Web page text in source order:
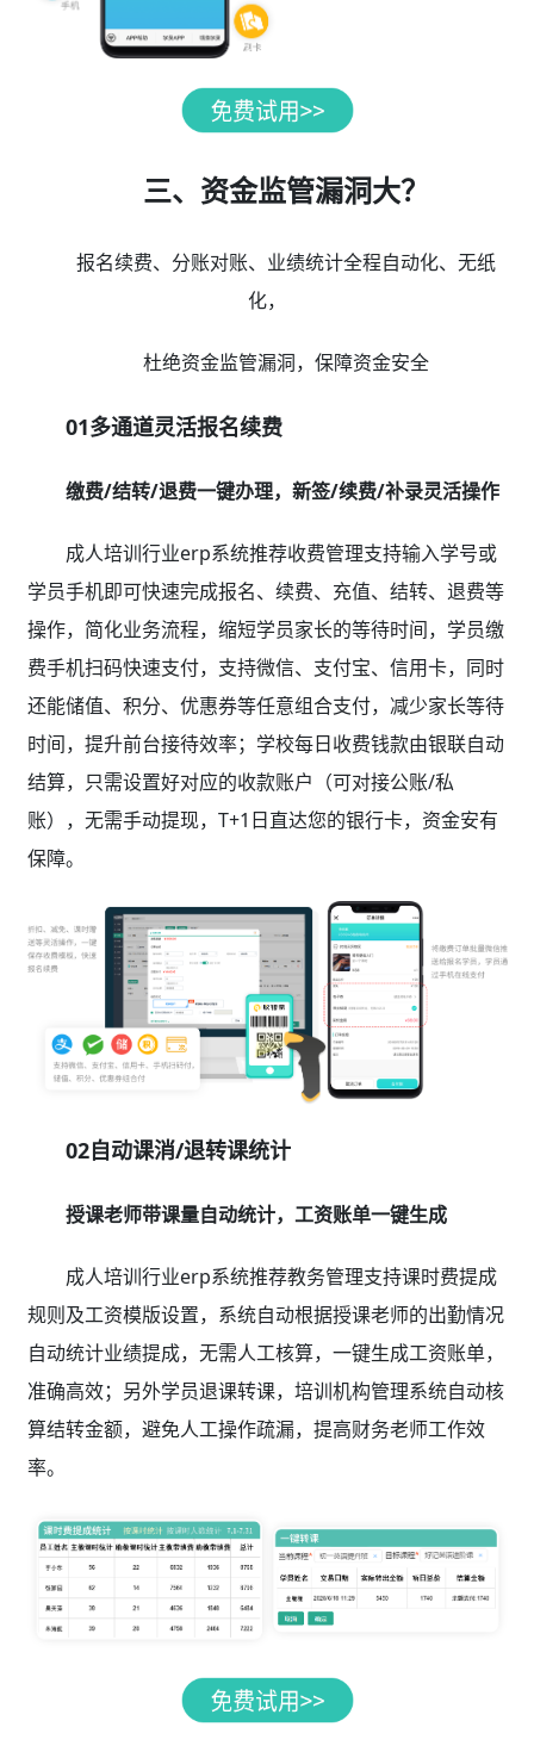
三、资金监管漏洞大？
报名续费、分账对账、业绩统计全程自动化、无纸
化，
杜绝资金监管漏洞，保障资金安全
01多通道灵活报名续费
缴费/结转/退费一键办理，新签/续费/补录灵活操作
成人培训行业erp系统推荐收费管理支持输入学号或
学员手机即可快速完成报名、续费、充值、结转、退费等
操作，简化业务流程，缩短学员家长的等待时间，学员缴
费手机扫码快速支付，支持微信、支付宝、信用卡，同时
还能储值、积分、优惠券等任意组合支付，减少家长等待
时间，提升前台接待效率；学校每日收费钱款由银联自动
结算，只需设置好对应的收款账户（可对接公账/私
账），无需手动提现，T+1日直达您的银行卡，资金安有
保障。
02自动课消/退转课统计
授课老师带课量自动统计，工资账单一键生成
成人培训行业erp系统推荐教务管理支持课时费提成
规则及工资模版设置，系统自动根据授课老师的出勤情况
自动统计业绩提成，无需人工核算，一键生成工资账单，
准确高效；另外学员退课转课，培训机构管理系统自动核
算结转金额，避免人工操作疏漏，提高财务老师工作效
率。